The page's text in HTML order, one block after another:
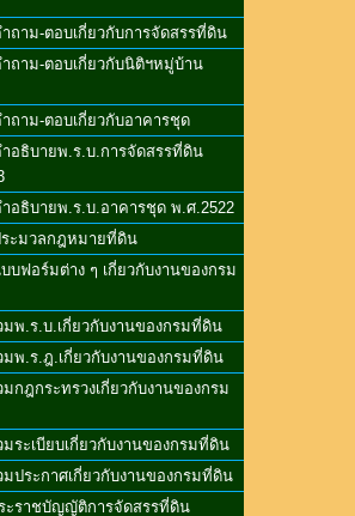
ำถาม-ตอบเกี่ยวกับการจัดสรรที่ดิน
ำถาม-ตอบเกี่ยวกับนิติฯหมู่บ้าน
ถาม-ตอบเกี่ยวกับอาคารชุด
ำอธิบายพ.ร.บ.การจัดสรรที่ดิน
ำอธิบายพ.ร.บ.อาคารชุด พ.ศ.2522
ระมวลกฎหมายที่ดิน
บฟอร์มต่าง ๆ เกี่ยวกับงานของกรม
มพ.ร.บ.เกี่ยวกับงานของกรมที่ดิน
มพ.ร.ฎ.เกี่ยวกับงานของกรมที่ดิน
มกฎกระทรวงเกี่ยวกับงานของกรม
มระเบียบเกี่ยวกับงานของกรมที่ดิน
มประกาศเกี่ยวกับงานของกรมที่ดิน
ะราชบัญญัติการจัดสรรที่ดิน